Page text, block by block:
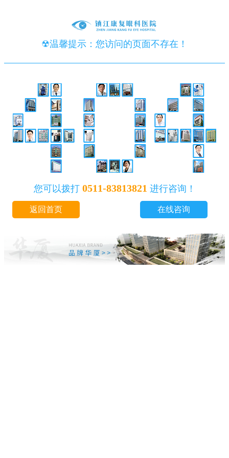
☢温馨提示：您访问的页面不存在！
您可以拨打 0511-83813821 进行咨询！
返回首页 在线咨询